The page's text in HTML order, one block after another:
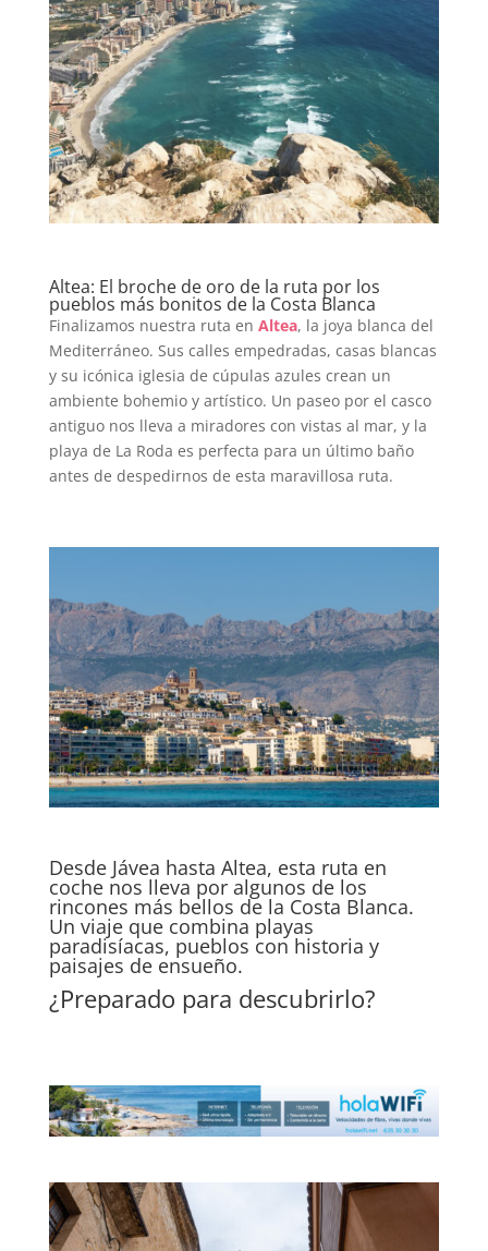
Altea: El broche de oro de la ruta por los
pueblos más bonitos de la Costa Blanca
Finalizamos nuestra ruta en Altea, la joya blanca del
Mediterráneo. Sus calles empedradas, casas blancas
y su icónica iglesia de cúpulas azules crean un
ambiente bohemio y artístico. Un paseo por el casco
antiguo nos lleva a miradores con vistas al mar, y la
playa de La Roda es perfecta para un último baño
antes de despedirnos de esta maravillosa ruta.
Desde Jávea hasta Altea, esta ruta en
coche nos lleva por algunos de los
rincones más bellos de la Costa Blanca.
Un viaje que combina playas
paradisíacas, pueblos con historia y
paisajes de ensueño.
¿Preparado para descubrirlo?